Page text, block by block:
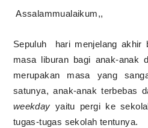
Assalammualaikum,,
Sepuluh
hari menjelang akhir
masa liburan bagi anak-anak
merupakan masa yang
satunya, anak-anak terbebas
weekday yaitu pergi ke
tugas-tugas sekolah tentunya.